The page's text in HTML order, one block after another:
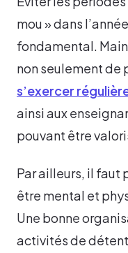
mou » dans
fondamental.
non seulement de
s’exercer
ainsi aux
pouvant être
Par ailleurs, il faut
être mental et
Une bonne
activités de